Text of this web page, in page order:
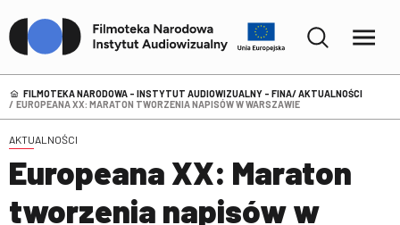
FILMOTEKA NARODOWA – INSTYTUT AUDIOWIZUALNY - FINA AKTUALNOŚCI
EUROPEANA XX: MARATON TWORZENIA NAPISÓW W WARSZAWIE
AKTUALNOŚCI
Europeana XX: Maraton
tworzenia napisów w